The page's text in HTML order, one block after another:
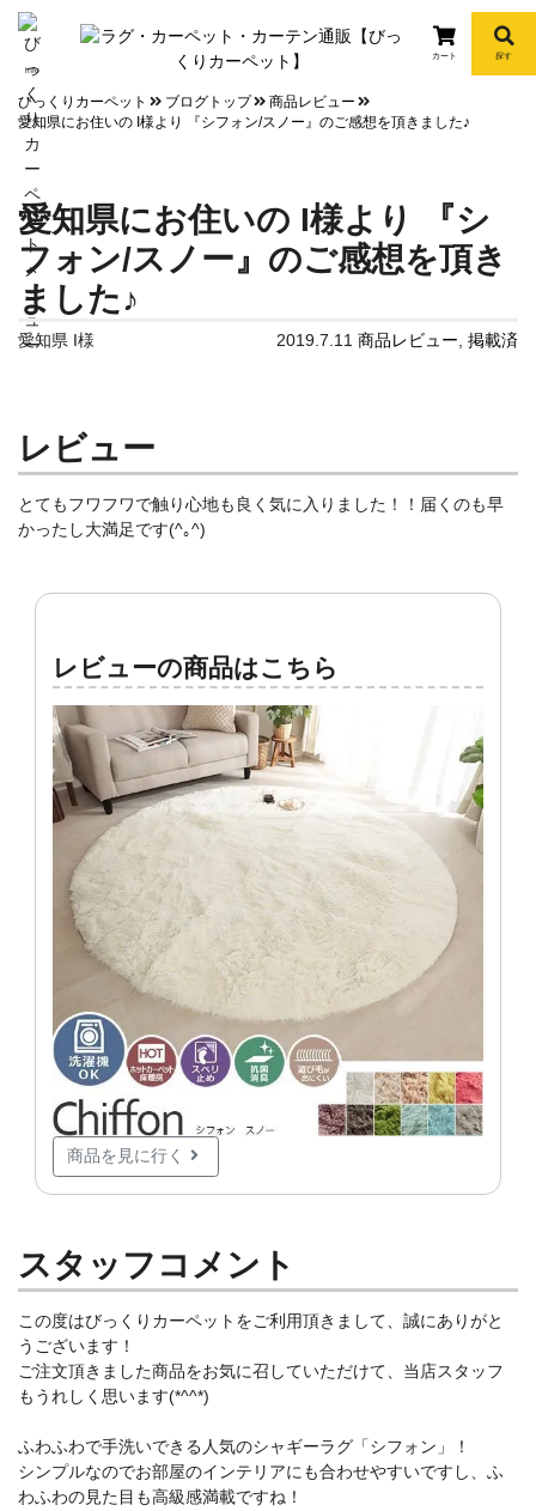
info
カート 探す
びっくりカーペット ブログトップ
商品レビュー
愛知県にお住いの I様より 『シフォン/スノー』のご感想を頂きました♪
愛知県にお住いの I様より 『シ
フォン/スノー』のご感想を頂き
ました♪
愛知県 I様 2019.7.11 商品レビュー 掲載済
レビュー
とてもフワフワで触り心地も良く気に入りました！！届くのも早
かったし大満足です(^｡^)
レビューの商品はこちら
商品を見に行く
スタッフコメント
この度はびっくりカーペットをご利用頂きまして、誠にありがと
うございます！
ご注文頂きました商品をお気に召していただけて、当店スタッフ
もうれしく思います(*^^*)
ふわふわで手洗いできる人気のシャギーラグ「シフォン」！
シンプルなのでお部屋のインテリアにも合わせやすいですし、ふ
わふわの見た目も高級感満載ですね！